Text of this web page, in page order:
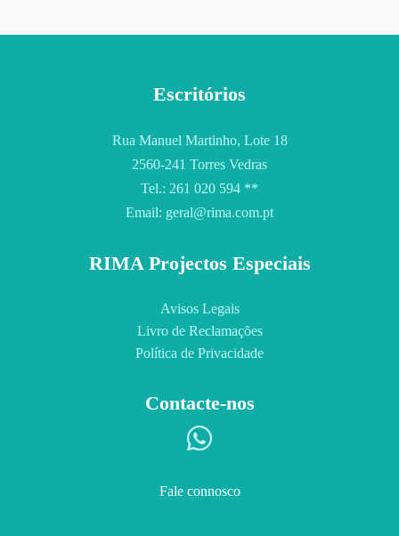
Escritórios
Rua Manuel Martinho, Lote 18
2560-241 Torres Vedras
Tel.: 261 020 594 **
Email: geral@rima.com.pt
RIMA Projectos Especiais
Avisos Legais
Livro de Reclamações
Política de Privacidade
Contacte-nos
Fale connosco